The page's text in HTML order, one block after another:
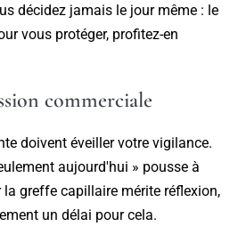
décidez jamais le jour même : le
vous protéger, profitez-en
commerciale
doivent éveiller votre vigilance.
aujourd'hui » pousse à
la greffe capillaire mérite réflexion,
un délai pour cela.